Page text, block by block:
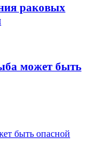
раковых
может быть
быть опасной